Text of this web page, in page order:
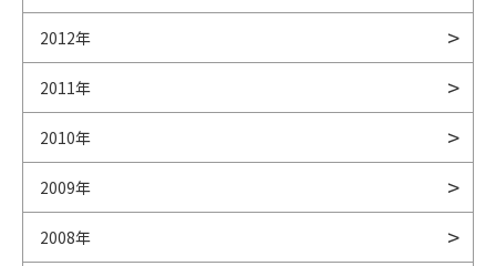
2012年
2011年
2010年
2009年
2008年